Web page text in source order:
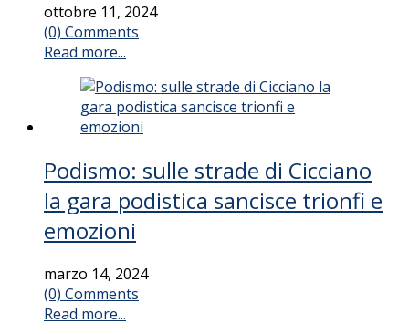
ottobre 11, 2024
(0) Comments
Read more...
Podismo: sulle strade di Cicciano
la gara podistica sancisce trionfi e
emozioni
marzo 14, 2024
(0) Comments
Read more...